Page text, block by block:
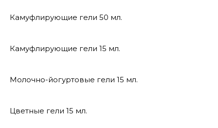
Камуфлирующие гели 50 мл.
Камуфлирующие гели 15 мл.
Молочно-йогуртовые гели 15 мл.
Цветные гели 15 мл.